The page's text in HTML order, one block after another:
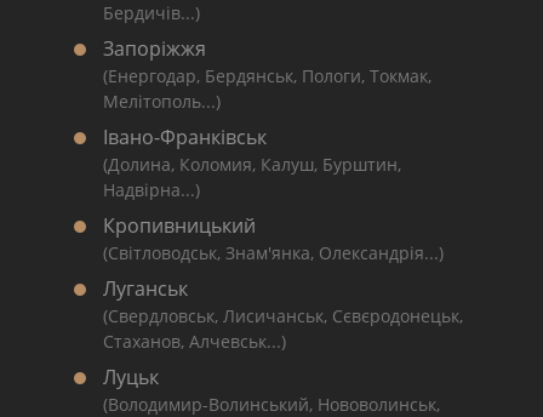
Бердичів...)
Запоріжжя
(Енергодар, Бердянськ, Пологи, Токмак,
Мелітополь...)
Івано-Франківськ
(Долина, Коломия, Калуш, Бурштин,
Надвірна...)
Кропивницький
(Світловодськ, Знам'янка, Олександрія...)
Луганськ
(Свердловськ, Лисичанськ, Сєвєродонецьк,
Стаханов, Алчевськ...)
Луцьк
(Володимир-Волинський, Нововолинськ,